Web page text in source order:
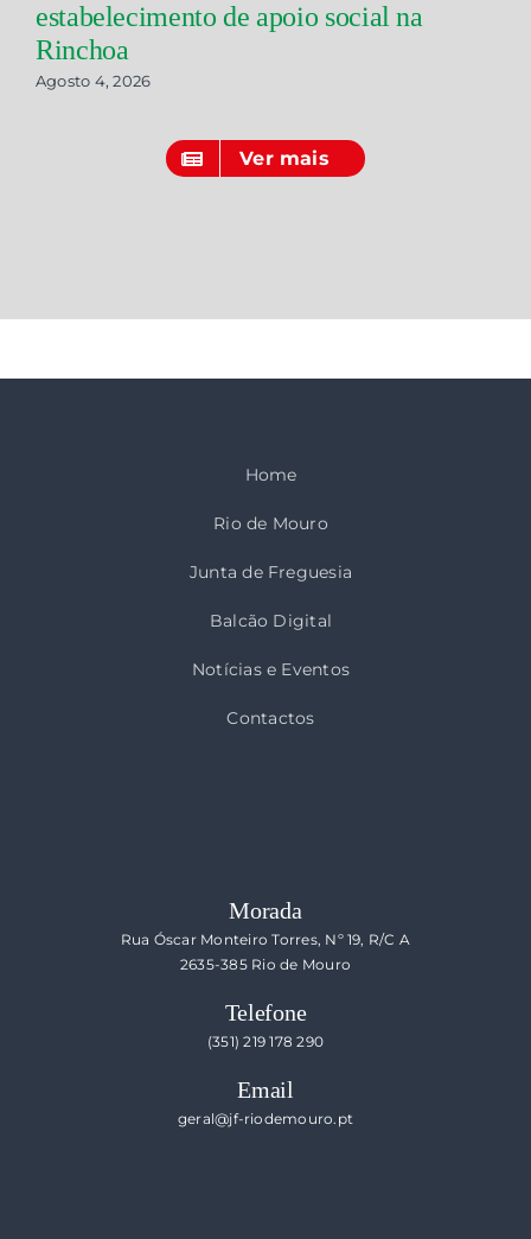
estabelecimento de apoio social na
Rinchoa
Agosto 4, 2026
Ver mais
Home
Rio de Mouro
Junta de Freguesia
Balcão Digital
Notícias e Eventos
Contactos
Morada
Rua Óscar Monteiro Torres, Nº 19, R/C A
2635-385 Rio de Mouro
Telefone
(351) 219 178 290
Email
geral@jf-riodemouro.pt